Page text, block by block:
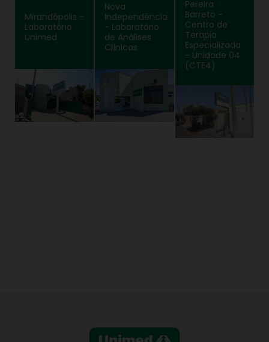
Mirandópolis -
Laboratório
Unimed
Nova
Independência
- Laboratório
de Análises
Clínicas
Pereira
Barreto -
Centro de
Terapia
Especializada
- Unidade 04
(CTE4)